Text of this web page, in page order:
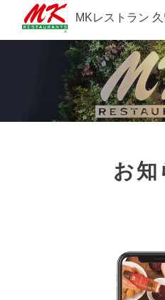
MKレストラン
お知